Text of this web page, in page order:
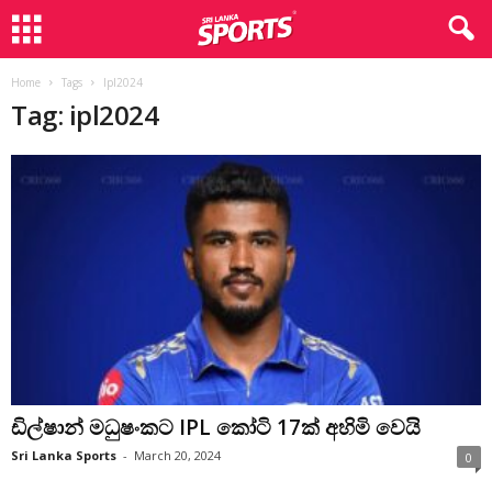
Home Tags Ipl2024
Tag: ipl2024
ඩිල්ෂාන් මධුෂංකට IPL කෝටි 17ක් අහිමි වෙයි
Sri Lanka Sports - March 20, 2024 0